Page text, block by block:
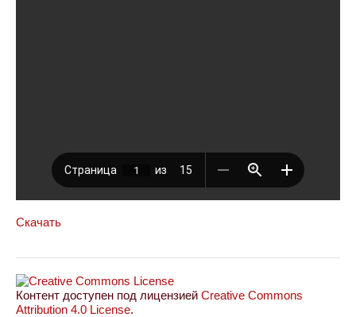
Скачать
Контент доступен под лицензией Creative Commons
Attribution 4.0 License.